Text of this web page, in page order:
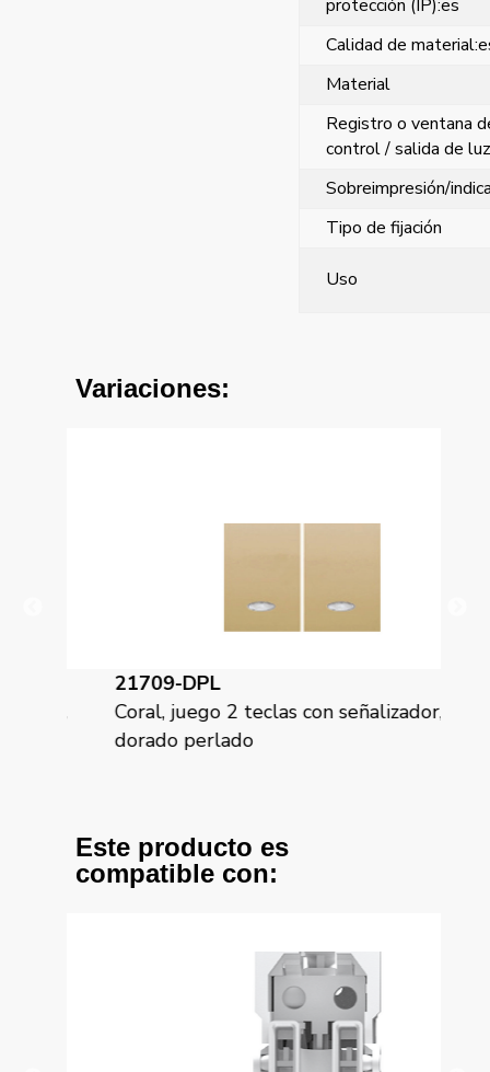
protección (IP):es
Calidad de
Material
Registro o ventana
control / salida de luz
Sobreimpresión/
Tipo de fijación
Uso
Variaciones:
21709-DPL
Coral, juego 2 teclas con señalizador,
dorado perlado
Este producto es
compatible con: